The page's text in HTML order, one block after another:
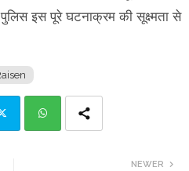
पुलिस इस पूरे घटनाक्रम की सूक्ष्मता से
NEWER